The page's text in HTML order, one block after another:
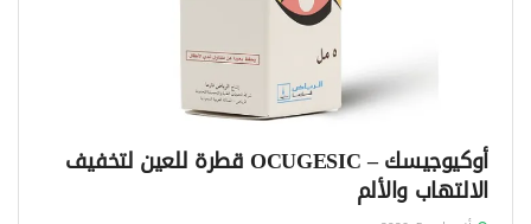
أوكيوجيسك – OCUGESIC قطرة للعين لتخفيف
الالتهاب والألم